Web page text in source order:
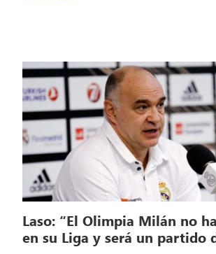
Laso: “El Olimpia Milán no
en su Liga y será un partido